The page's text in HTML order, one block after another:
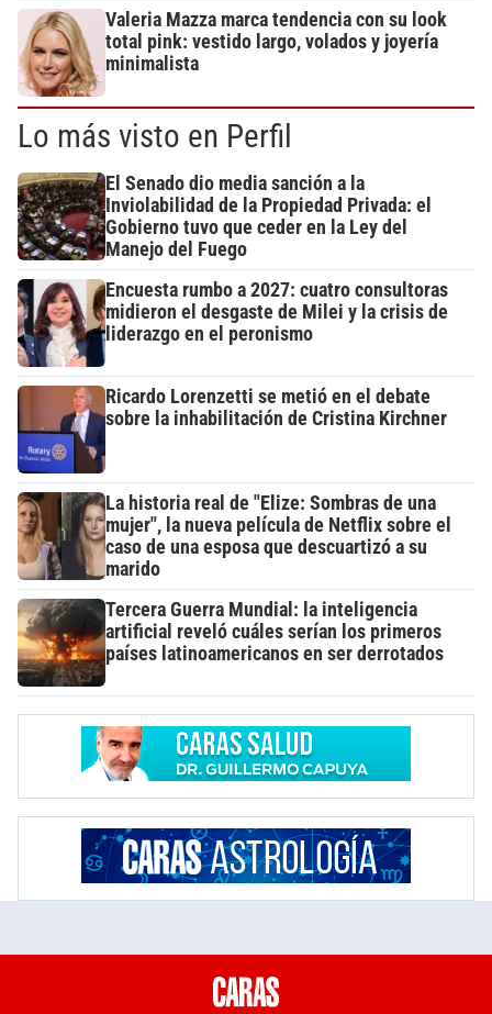
Valeria Mazza marca tendencia con su look
total pink: vestido largo, volados y joyería
minimalista
Lo más visto en Perfil
El Senado dio media sanción a la
Inviolabilidad de la Propiedad Privada: el
Gobierno tuvo que ceder en la Ley del
Manejo del Fuego
Encuesta rumbo a 2027: cuatro consultoras
midieron el desgaste de Milei y la crisis de
liderazgo en el peronismo
Ricardo Lorenzetti se metió en el debate
sobre la inhabilitación de Cristina Kirchner
La historia real de "Elize: Sombras de una
mujer", la nueva película de Netflix sobre el
caso de una esposa que descuartizó a su
marido
Tercera Guerra Mundial: la inteligencia
artificial reveló cuáles serían los primeros
países latinoamericanos en ser derrotados